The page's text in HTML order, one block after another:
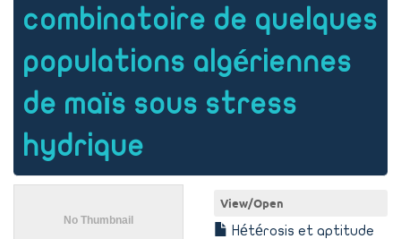
combinatoire de quelques
populations algériennes
de maïs sous stress
hydrique
View/Open
Hétérosis et aptitude